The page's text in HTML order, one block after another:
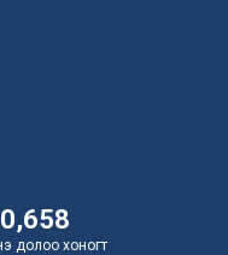
долоо хоногт